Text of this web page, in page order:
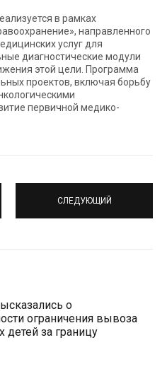
в рамках
направленного
услуг для
диагностические модули
этой цели. Программа
проектов, включая борьбу
первичной медико-
СЛЕДУЮЩИЙ
о
ограничения вывоза
за границу